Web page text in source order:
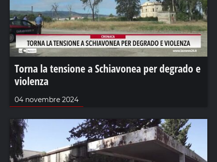
Torna la tensione a Schiavonea per degrado e
violenza
04 novembre 2024